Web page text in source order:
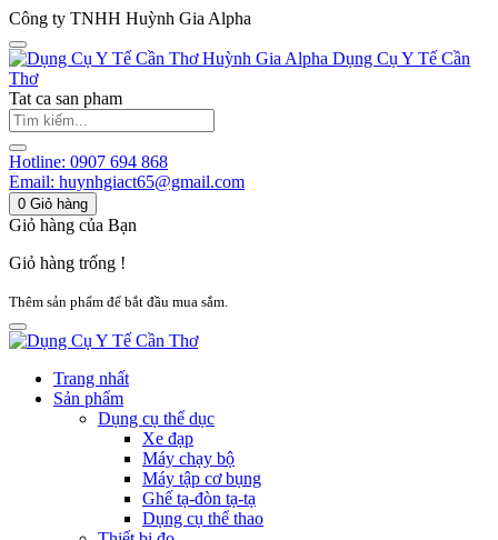
Công ty TNHH Huỳnh Gia Alpha
Huỳnh Gia Alpha Dụng Cụ Y Tế Cần
Thơ
Tat ca san pham
Hotline: 0907 694 868
Email: huynhgiact65@gmail.com
0 Giỏ hàng
Giỏ hàng của Bạn
Giỏ hàng trống !
Thêm sản phẩm để bắt đầu mua sắm.
Trang nhất
Sản phẩm
Dụng cụ thể dục
Xe đạp
Máy chạy bộ
Máy tập cơ bụng
Ghế tạ-đòn tạ-tạ
Dụng cụ thể thao